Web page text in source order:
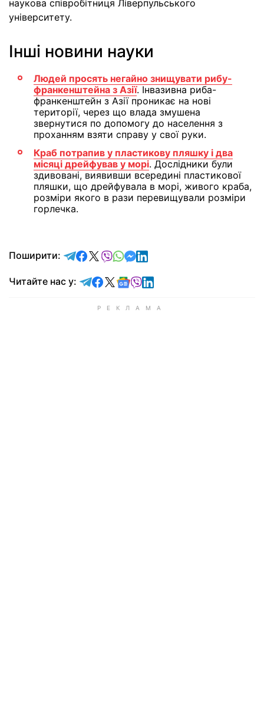
наукова співробітниця Ліверпульського
університету.
Інші новини науки
Людей просять негайно знищувати рибу-
франкенштейна з Азії. Інвазивна риба-
франкенштейн з Азії проникає на нові
території, через що влада змушена
звернутися по допомогу до населення з
проханням взяти справу у свої руки.
Краб потрапив у пластикову пляшку і два
місяці дрейфував у морі. Дослідники були
здивовані, виявивши всередині пластикової
пляшки, що дрейфувала в морі, живого краба,
розміри якого в рази перевищували розміри
горлечка.
Поширити: відправити у Telegram
поділитись у Facebook
поділитись у X
відправити у Viber
відправити у Whatsapp
відправити у Messenger
відправити у LinkedIn
Читайте нас у: Читайте у Telegram
Читайте у Facebook
Читайте у X
Читайте у Google news
Читайте у Viber
Читайте у LinkedIn